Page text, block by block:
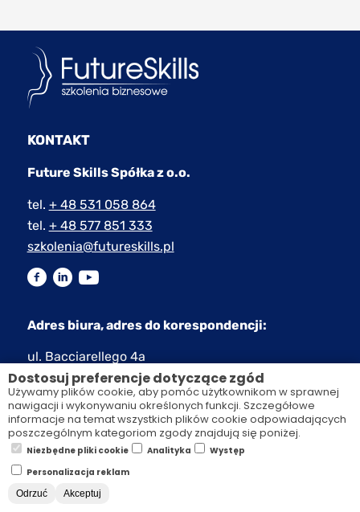
KONTAKT
Future Skills Spółka z o.o.
tel. + 48 531 058 864
tel. + 48 577 851 333
szkolenia@futureskills.pl
Adres biura, adres do korespondencji:
ul. Bacciarellego 4a
51-649 Wrocław
NIP: 8982290422
Numer KRS: 0001024069
MENU
Dostosuj preferencje dotyczące zgód
Używamy plików cookie, aby pomóc użytkownikom w sprawnej
nawigacji i wykonywaniu określonych funkcji. Szczegółowe
informacje na temat wszystkich plików cookie odpowiadających
poszczególnym kategoriom zgody znajdują się poniżej.
Niezbędne pliki cookie Analityka
Występ
Personalizacja reklam
Odrzuć Akceptuj